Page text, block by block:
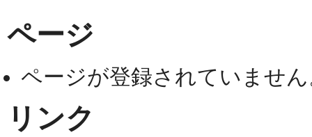
ページ
ページが登録されていませ
リンク